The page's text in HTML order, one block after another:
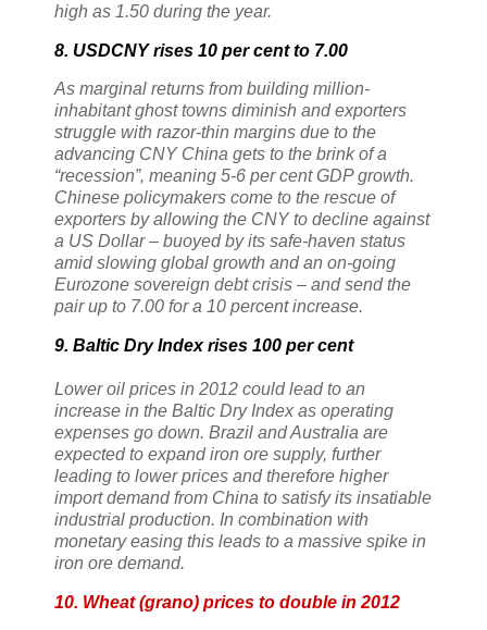
high as 1.50 during the year.
8. USDCNY rises 10 per cent to 7.00
As marginal returns from building million-
inhabitant ghost towns diminish and exporters
struggle with razor-thin margins due to the
advancing CNY China gets to the brink of a
“recession”, meaning 5-6 per cent GDP growth.
Chinese policymakers come to the rescue of
exporters by allowing the CNY to decline against
a US Dollar – buoyed by its safe-haven status
amid slowing global growth and an on-going
Eurozone sovereign debt crisis – and send the
pair up to 7.00 for a 10 percent increase.
9. Baltic Dry Index rises 100 per cent
Lower oil prices in 2012 could lead to an
increase in the Baltic Dry Index as operating
expenses go down. Brazil and Australia are
expected to expand iron ore supply, further
leading to lower prices and therefore higher
import demand from China to satisfy its insatiable
industrial production. In combination with
monetary easing this leads to a massive spike in
iron ore demand.
10. Wheat (grano) prices to double in 2012